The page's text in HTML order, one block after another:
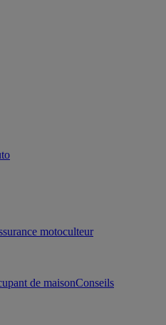
motoculteur
de maisonConseils